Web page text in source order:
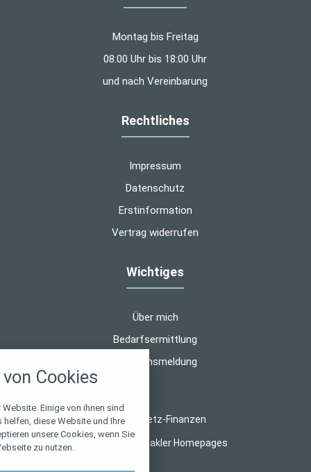
Montag bis Freitag
08:00 Uhr bis 18:00 Uhr
und nach Vereinbarung
Rechtliches
Impressum
Datenschutz
Erstinformation
Vertrag widerrufen
Wichtiges
Über mich
Bedarfsermittlung
Schadensmeldung
© 2026 Dietz-Finanzen
Makler Homepages
Cookies
Einige von ihnen sind
diese Website und Ihre
unsere Cookies, wenn Sie
zu nutzen.
alle verwendeten Cookies und
zu blockieren.
Notwendig